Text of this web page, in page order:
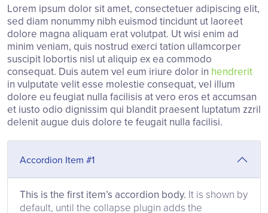
Lorem ipsum dolor sit amet, consectetuer adipiscing elit,
sed diam nonummy nibh euismod tincidunt ut laoreet
dolore magna aliquam erat volutpat. Ut wisi enim ad
minim veniam, quis nostrud exerci tation ullamcorper
suscipit lobortis nisl ut aliquip ex ea commodo
consequat. Duis autem vel eum iriure dolor in hendrerit
in vulputate velit esse molestie consequat, vel illum
dolore eu feugiat nulla facilisis at vero eros et accumsan
et iusto odio dignissim qui blandit praesent luptatum zzril
delenit augue duis dolore te feugait nulla facilisi.
Accordion Item #1
This is the first item’s accordion body. It is shown by
default, until the collapse plugin adds the